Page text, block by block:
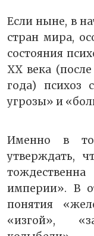
Если ныне, в
стран мира,
состояния
XX века
года) психоз
угрозы» и
Именно в
утверждать,
империи». В
понятия
«изгой»,